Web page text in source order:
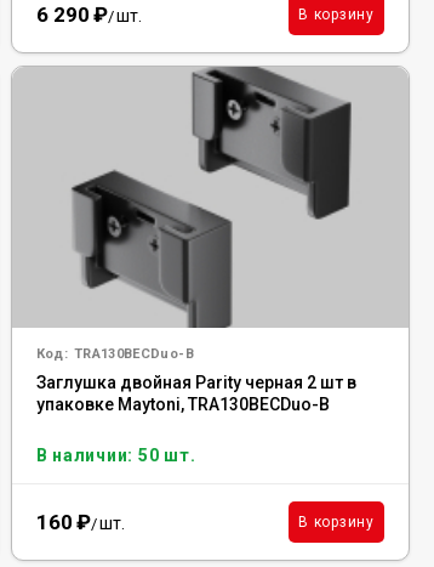
6 290 ₽/шт. В корзину
Код: TRA130BECDuo-B
Заглушка двойная Parity черная 2 шт в
упаковке Maytoni, TRA130BECDuo-B
В наличии: 50 шт.
160 ₽/шт. В корзину